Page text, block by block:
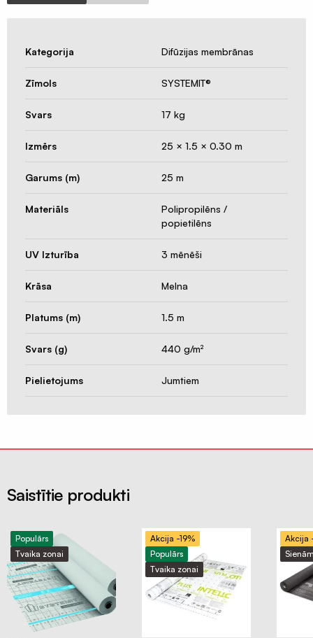
Kategorija Difūzijas membrānas
Zīmols SYSTEMIT®
Svars 17 kg
Izmērs 25 × 1.5 × 0.30 m
Garums (m) 25 m
Materiāls
Polipropilēns /
popietilēns
UV Izturība 3 mēnēši
Krāsa Melna
Platums (m) 1.5 m
Svars (g) 440 g/m²
Pielietojums Jumtiem
Saistītie produkti
Populārs
Tvaika zonai
Akcija -19%
Populārs
Tvaika zonai
Akcija
materiāli